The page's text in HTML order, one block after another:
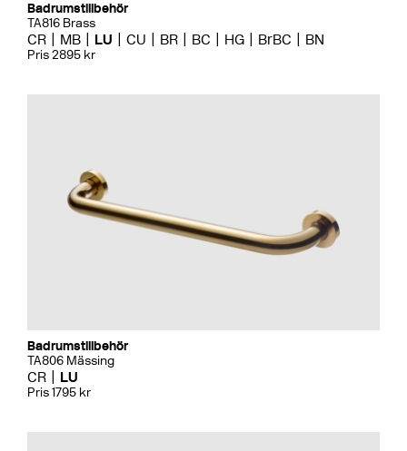
Badrumstillbehör
TA816 Brass
CR MB LU CU BR BC HG BrBC BN
Pris 2895 kr
Badrumstillbehör
TA806 Mässing
CR LU
Pris 1795 kr